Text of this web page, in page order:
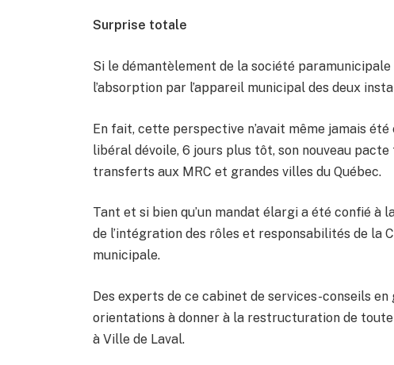
Surprise totale
Si le démantèlement de la société
l’absorption par l’appareil municipal des deux
En fait, cette perspective n’avait même jamais été
libéral dévoile, 6 jours plus tôt, son nouveau
transferts aux MRC et grandes villes du Québec.
Tant et si bien qu’un mandat élargi a été confié à
de l’intégration des rôles et responsabilités de la
municipale.
Des experts de ce cabinet de services-conseils
orientations à donner à la restructuration de
à Ville de Laval.